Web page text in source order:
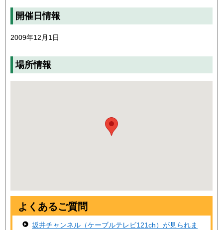
開催日情報
2009年12月1日
場所情報
よくあるご質問
坂井チャンネル（ケーブルテレビ121ch）が見られま